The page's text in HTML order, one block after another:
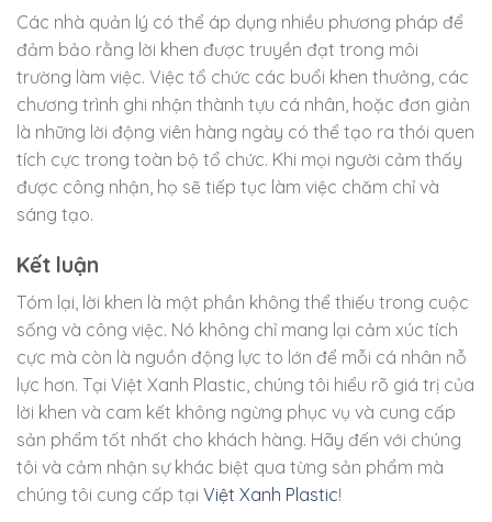
Các nhà quản lý có thể áp dụng nhiều phương pháp để
đảm bảo rằng lời khen được truyền đạt trong môi
trường làm việc. Việc tổ chức các buổi khen thưởng, các
chương trình ghi nhận thành tựu cá nhân, hoặc đơn giản
là những lời động viên hàng ngày có thể tạo ra thói quen
tích cực trong toàn bộ tổ chức. Khi mọi người cảm thấy
được công nhận, họ sẽ tiếp tục làm việc chăm chỉ và
sáng tạo.
Kết luận
Tóm lại, lời khen là một phần không thể thiếu trong cuộc
sống và công việc. Nó không chỉ mang lại cảm xúc tích
cực mà còn là nguồn động lực to lớn để mỗi cá nhân nỗ
lực hơn. Tại Việt Xanh Plastic, chúng tôi hiểu rõ giá trị của
lời khen và cam kết không ngừng phục vụ và cung cấp
sản phẩm tốt nhất cho khách hàng. Hãy đến với chúng
tôi và cảm nhận sự khác biệt qua từng sản phẩm mà
chúng tôi cung cấp tại Việt Xanh Plastic!